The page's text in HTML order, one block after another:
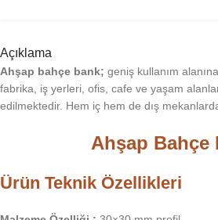
Açıklama
Ahşap bahçe bank; geniş kullanım
fabrika, iş yerleri, ofis, cafe ve yaşam
edilmektedir. Hem iç hem de dış
Ahşap Bahçe
Ürün Teknik Özellikleri